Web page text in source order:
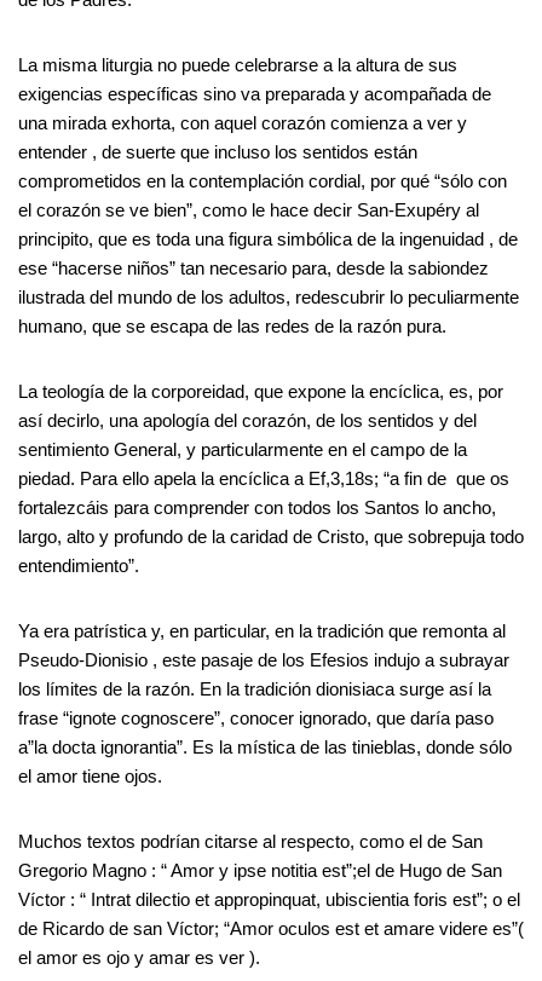
La misma liturgia no puede celebrarse a la altura de sus
exigencias específicas sino va preparada y acompañada de
una mirada exhorta, con aquel corazón comienza a ver y
entender , de suerte que incluso los sentidos están
comprometidos en la contemplación cordial, por qué “sólo con
el corazón se ve bien”, como le hace decir San-Exupéry al
principito, que es toda una figura simbólica de la ingenuidad , de
ese “hacerse niños” tan necesario para, desde la sabiondez
ilustrada del mundo de los adultos, redescubrir lo peculiarmente
humano, que se escapa de las redes de la razón pura.
La teología de la corporeidad, que expone la encíclica, es, por
así decirlo, una apología del corazón, de los sentidos y del
sentimiento General, y particularmente en el campo de la
piedad. Para ello apela la encíclica a Ef,3,18s; “a fin de que os
fortalezcáis para comprender con todos los Santos lo ancho,
largo, alto y profundo de la caridad de Cristo, que sobrepuja todo
entendimiento”.
Ya era patrística y, en particular, en la tradición que remonta al
Pseudo-Dionisio , este pasaje de los Efesios indujo a subrayar
los límites de la razón. En la tradición dionisiaca surge así la
frase “ignote cognoscere”, conocer ignorado, que daría paso
a”la docta ignorantia”. Es la mística de las tinieblas, donde sólo
el amor tiene ojos.
Muchos textos podrían citarse al respecto, como el de San
Gregorio Magno : “ Amor y ipse notitia est”;el de Hugo de San
Víctor : “ Intrat dilectio et appropinquat, ubiscientia foris est”; o el
de Ricardo de san Víctor; “Amor oculos est et amare videre es”(
el amor es ojo y amar es ver ).